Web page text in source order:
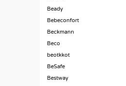
Beady
Bebeconfort
Beckmann
Beco
beotkkot
BeSafe
Bestway